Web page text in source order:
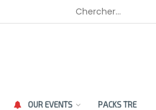
OUR EVENTS PACKS TRE